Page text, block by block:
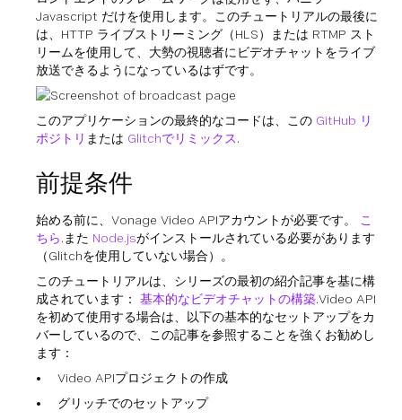
Javascript だけを使用します。このチュートリアルの最後に
は、HTTP ライブストリーミング（HLS）または RTMP スト
リームを使用して、大勢の視聴者にビデオチャットをライブ
放送できるようになっているはずです。
このアプリケーションの最終的なコードは、この GitHub リ
ポジトリ または Glitchでリミックス.
前提条件
始める前に、Vonage Video APIアカウントが必要です。
こ
ちら.また Node.jsがインストールされている必要があります
（Glitchを使用していない場合）。
このチュートリアルは、シリーズの最初の紹介記事を基に構
成されています： 基本的なビデオチャットの構築.Video API
を初めて使用する場合は、以下の基本的なセットアップをカ
バーしているので、この記事を参照することを強くお勧めし
ます：
Video APIプロジェクトの作成
グリッチでのセットアップ